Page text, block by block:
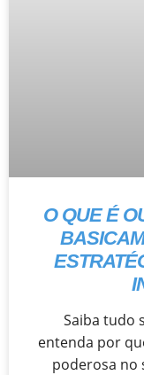
O QUE É
Saiba tudo
entenda por
poderosa no